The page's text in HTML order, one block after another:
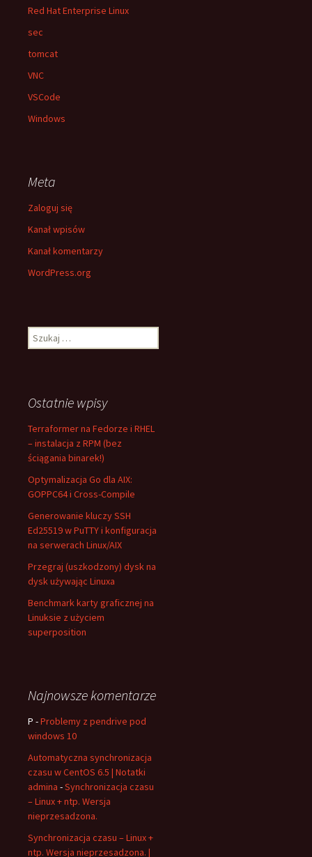
Red Hat Enterprise Linux
sec
tomcat
VNC
VSCode
Windows
Meta
Zaloguj się
Kanał wpisów
Kanał komentarzy
WordPress.org
Szukaj:
Ostatnie wpisy
Terraformer na Fedorze i RHEL
– instalacja z RPM (bez
ściągania binarek!)
Optymalizacja Go dla AIX:
GOPPC64 i Cross-Compile
Generowanie kluczy SSH
Ed25519 w PuTTY i konfiguracja
na serwerach Linux/AIX
Przegraj (uszkodzony) dysk na
dysk używając Linuxa
Benchmark karty graficznej na
Linuksie z użyciem
superposition
Najnowsze komentarze
P -Problemy z pendrive pod
windows 10
Automatyczna synchronizacja
czasu w CentOS 6.5 | Notatki
admina -Synchronizacja czasu
– Linux + ntp. Wersja
nieprzesadzona.
Synchronizacja czasu – Linux +
ntp. Wersja nieprzesadzona. |